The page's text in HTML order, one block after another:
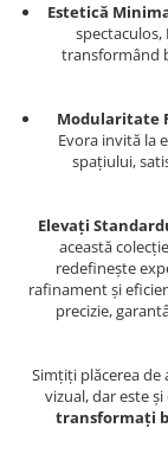
Estetică
transformând
Modularitate
Evora invită la
spațiului,
Elevați
această
redefinește
rafinament și
precizie,
Simțiți plăcerea de
vizual, dar este
transformați